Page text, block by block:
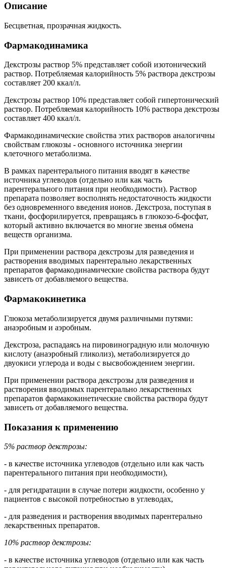
Описание
Бесцветная, прозрачная жидкость.
Фармакодинамика
Декстрозы раствор 5% представляет собой изотонический
раствор. Потребляемая калорийность 5% раствора декстрозы
составляет 200 ккал/л.
Декстрозы раствор 10% представляет собой гипертонический
раствор. Потребляемая калорийность 10% раствора декстрозы
составляет 400 ккал/л.
Фармакодинамические свойства этих растворов аналогичны
свойствам глюкозы - основного источника энергии
клеточного метаболизма.
В рамках парентерального питания вводят в качестве
источника углеводов (отдельно или как часть
парентерального питания при необходимости). Раствор
препарата позволяет восполнять недостаточность жидкости
без одновременного введения ионов. Декстроза, поступая в
ткани, фосфорилируется, превращаясь в глюкозо-6-фосфат,
который активно включается во многие звенья обмена
веществ организма.
При применении раствора декстрозы для разведения и
растворения вводимых парентерально лекарственных
препаратов фармакодинамические свойства раствора будут
зависеть от добавляемого вещества.
Фармакокинетика
Глюкоза метаболизируется двумя различными путями:
анаэробным и аэробным.
Декстроза, распадаясь на пировиноградную или молочную
кислоту (анаэробный гликолиз), метаболизируется до
двуокиси углерода и воды с высвобождением энергии.
При применении раствора декстрозы для разведения и
растворения вводимых парентерально лекарственных
препаратов фармакокинетические свойства раствора будут
зависеть от добавляемого вещества.
Показания к применению
5% раствор декстрозы:
- в качестве источника углеводов (отдельно или как часть
парентерального питания при необходимости),
- для регидратации в случае потери жидкости, особенно у
пациентов с высокой потребностью в углеводах,
- для разведения и растворения вводимых парентерально
лекарственных препаратов.
10% раствор декстрозы:
- в качестве источника углеводов (отдельно или как часть